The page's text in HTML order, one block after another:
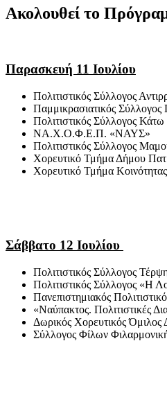
Ακολουθεί το
Παρασκευή 11 Ιουλίου
Πολιτιστικός Σύλλογος
Παμμικρασιατικός
Πολιτιστικός Σύλλογος
ΝΑ.Χ.Ο.Φ.Ε.Π. «ΝΑΥΣ»
Πολιτιστικός Σύλλογος
Χορευτικό Τμήμα Δήμου
Χορευτικό Τμήμα
Σάββατο 12 Ιουλίου
Πολιτιστικός Σύλλογος
Πολιτιστικός Σύλλογος «Η
Πανεπιστημιακός
«Ναύπακτος. Πολιτιστικές
Δωρικός Χορευτικός Όμιλος
Σύλλογος Φίλων